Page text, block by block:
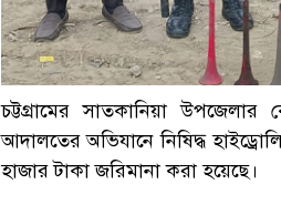
চট্টগ্রামের সাতকানিয়া উপজেলার
আদালতের অভিযানে নিষিদ্ধ
হাজার টাকা জরিমানা করা হয়েছে।